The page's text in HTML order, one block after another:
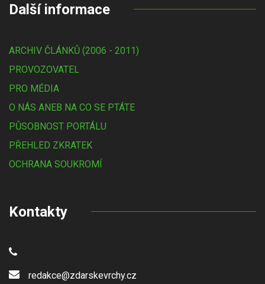
Další informace
ARCHIV ČLÁNKŮ (2006 - 2011)
PROVOZOVATEL
PRO MÉDIA
O NÁS ANEB NA CO SE PTÁTE
PŮSOBNOST PORTÁLU
PŘEHLED ZKRATEK
OCHRANA SOUKROMÍ
Kontakty
redakce@zdarskevrchy.cz